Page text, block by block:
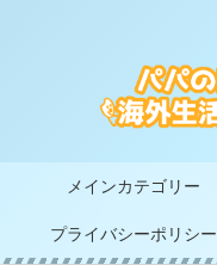
メインカテゴリー
プライバシーポリシー